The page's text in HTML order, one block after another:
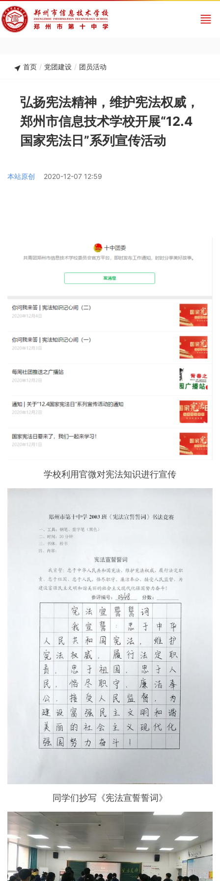
首页 / 党团建设 / 团员活动
弘扬宪法精神，维护宪法权威，
郑州市信息技术学校开展“12.4
国家宪法日”系列宣传活动
本站原创 2020-12-07 12:59
学校利用官微对宪法知识进行宣传
同学们抄写《宪法宣誓誓词》